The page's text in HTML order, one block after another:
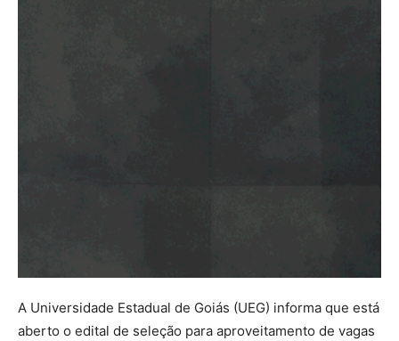
A Universidade Estadual de Goiás (UEG) informa que está
aberto o edital de seleção para aproveitamento de vagas